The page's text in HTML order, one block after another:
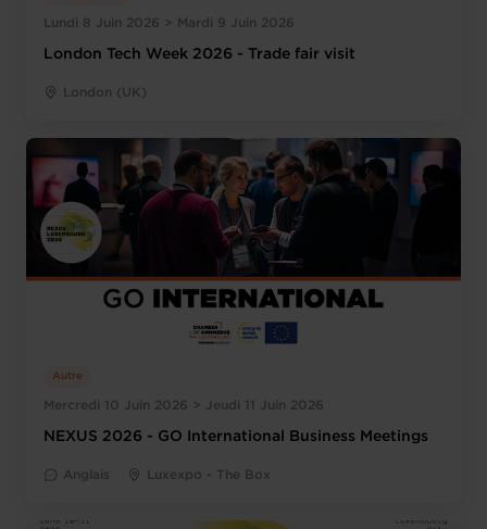
Lundi 8 Juin 2026 > Mardi 9 Juin 2026
London Tech Week 2026 - Trade fair visit
London (UK)
Mercredi 10 Juin 2026 > Jeudi 11 Juin 2026
Autre
NEXUS 2026 - GO International Business Meetings
Anglais Luxexpo - The Box